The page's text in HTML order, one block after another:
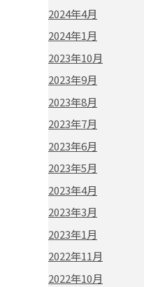
2024年4月
2024年1月
2023年10月
2023年9月
2023年8月
2023年7月
2023年6月
2023年5月
2023年4月
2023年3月
2023年1月
2022年11月
2022年10月